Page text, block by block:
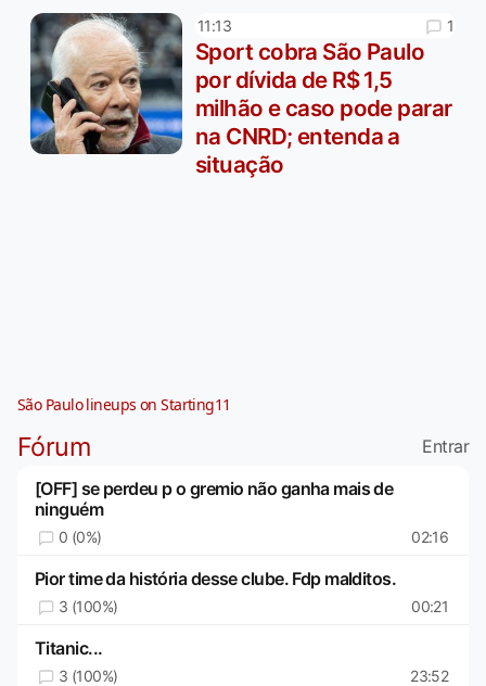
11:13 1
Sport cobra São Paulo
por dívida de R$ 1,5
milhão e caso pode parar
na CNRD; entenda a
situação
São Paulo lineups on Starting11
Fórum
Entrar
[OFF] se perdeu p o gremio não ganha mais de
ninguém
0 (0%) 02:16
Pior time da história desse clube. Fdp malditos.
3 (100%) 00:21
Titanic...
3 (100%) 23:52